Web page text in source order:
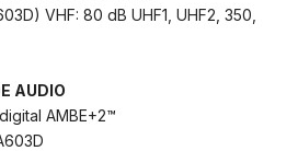
VHF: 80 dB UHF1, UHF2, 350,
AUDIO
AMBE+2™